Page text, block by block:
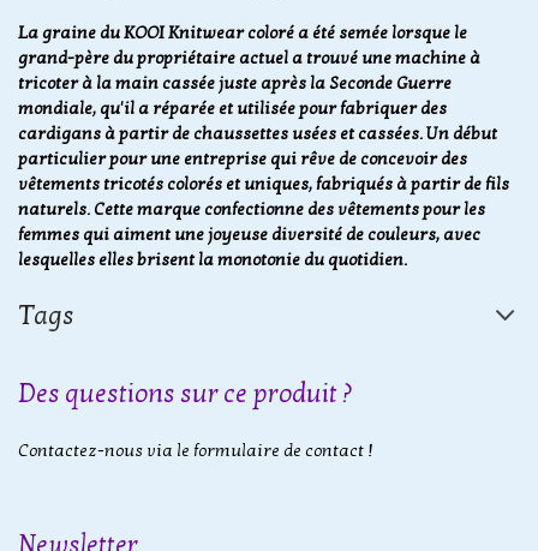
La graine du KOOI Knitwear coloré a été semée lorsque le
grand-père du propriétaire actuel a trouvé une machine à
tricoter à la main cassée juste après la Seconde Guerre
mondiale, qu'il a réparée et utilisée pour fabriquer des
cardigans à partir de chaussettes usées et cassées. Un début
particulier pour une entreprise qui rêve de concevoir des
vêtements tricotés colorés et uniques, fabriqués à partir de fils
naturels. Cette marque confectionne des vêtements pour les
femmes qui aiment une joyeuse diversité de couleurs, avec
lesquelles elles brisent la monotonie du quotidien.
Tags
Des questions sur ce produit ?
Contactez-nous via le formulaire de contact !
Newsletter